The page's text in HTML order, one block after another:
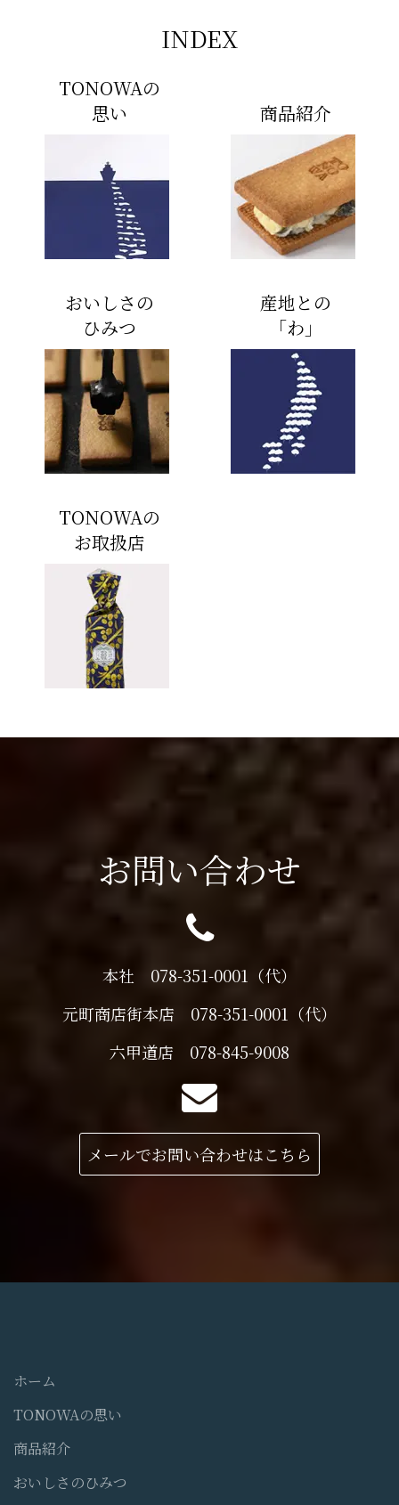
INDEX
TONOWAの
思い
商品紹介
おいしさの
ひみつ
産地との
「わ」
TONOWAの
お取扱店
お問い合わせ
本社 078-351-0001（代）
元町商店街本店 078-351-0001（代）
六甲道店 078-845-9008
メールでお問い合わせはこちら
ホーム
TONOWAの思い
商品紹介
おいしさのひみつ